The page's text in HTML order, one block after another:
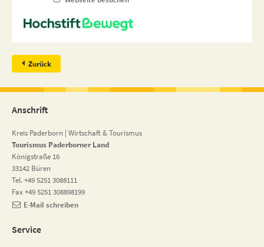
Zurück
Anschrift
Kreis Paderborn | Wirtschaft & Tourismus
Tourismus Paderborner Land
Königstraße 16
33142 Büren
Tel. +49 5251 3088111
Fax +49 5251 308898199
E-Mail schreiben
Service